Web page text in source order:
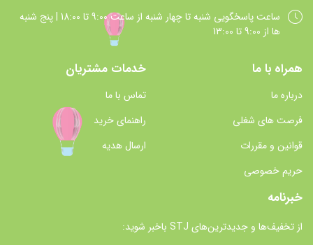
ساعت پاسخگويي شنبه تا چهار شنبه از ساعت 9:00 تا 18:00 | پنج شنبه
ها از 9:00 تا 13:00
همراه با ما
درباره ما
فرصت های شغلی
قوانین و مقررات
حریم خصوصی
خدمات مشتریان
تماس با ما
راهنمای خرید
ارسال هدیه
خبرنامه
از تخفیف‌ها و جدیدترین‌های STJ باخبر شوید: